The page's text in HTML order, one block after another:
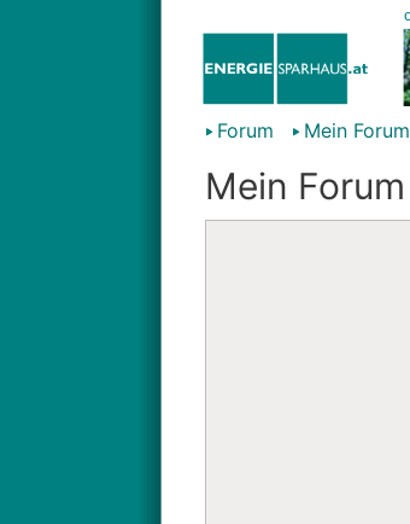
Forum Mein Forum
Mein Forum